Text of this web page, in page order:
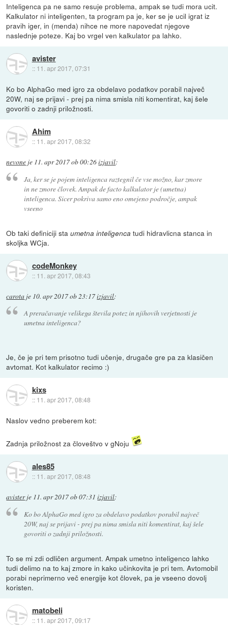
Inteligenca pa ne samo resuje problema, ampak se tudi mora ucit.
Kalkulator ni inteligenten, ta program pa je, ker se je ucil igrat iz
pravih iger, in (menda) nihce ne more napovedat njegove
naslednje poteze. Kaj bo vrgel ven kalkulator pa lahko.
avister
:: 11. apr 2017, 07:31
Ko bo AlphaGo med igro za obdelavo podatkov porabil največ
20W, naj se prijavi - prej pa nima smisla niti komentirat, kaj šele
govoriti o zadnji priložnosti.
Ahim
:: 11. apr 2017, 08:32
nevone je 11. apr 2017 ob 00:26izjavil:
Ja, ker se je pojem inteligenca raztegnil če vse možno, kar zmore
in ne zmore človek. Ampak de facto kalkulator je (umetna)
inteligenca. Sicer pokriva samo eno omejeno področje, ampak
vseeno
Ob taki definiciji staumetna inteligenca tudi hidravlicna stanca in
skoljka WCja.
codeMonkey
:: 11. apr 2017, 08:43
carota je 10. apr 2017 ob 23:17izjavil:
A preračavanje velikega števila potez in njihovih verjetnosti je
umetna inteligenca?
Je, če je pri tem prisotno tudi učenje, drugače gre pa za klasičen
avtomat. Kot kalkulator recimo :)
kixs
:: 11. apr 2017, 08:48
Naslov vedno preberem kot:
Zadnja priložnost za človeštvo v gNoju
ales85
:: 11. apr 2017, 08:48
avisterje 11. apr 2017 ob 07:31 izjavil:
Ko bo AlphaGo med igro za obdelavo podatkov porabil največ
20W, naj se prijavi - prej pa nima smisla niti komentirat, kaj šele
govoriti o zadnji priložnosti.
To se mi zdi odličen argument. Ampak umetno inteligenco lahko
tudi delimo na to kaj zmore in kako učinkovita je pri tem. Avtomobil
porabi neprimerno več energije kot človek, pa je vseeno dovolj
koristen.
matobeli
:: 11. apr 2017, 09:17